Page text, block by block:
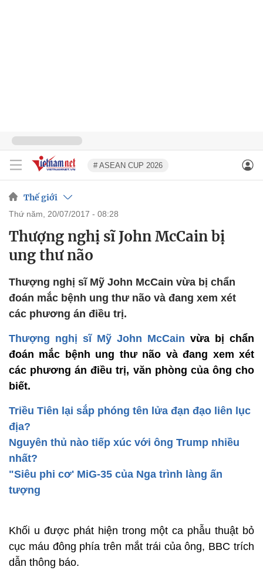
# ASEAN CUP 2026
Thế giới
thứ năm, 20/07/2017 - 08:28
Thượng nghị sĩ John McCain bị
ung thư não
Thượng nghị sĩ Mỹ John McCain vừa bị chẩn
đoán mắc bệnh ung thư não và đang xem xét
các phương án điều trị.
Thượng nghị sĩ Mỹ John McCain vừa bị chẩn
đoán mắc bệnh ung thư não và đang xem xét
các phương án điều trị, văn phòng của ông cho
biết.
Triều Tiên lại sắp phóng tên lửa đạn đạo liên lục
địa?
Nguyên thủ nào tiếp xúc với ông Trump nhiều
nhất?
"Siêu phi cơ' MiG-35 của Nga trình làng ấn
tượng
Khối u được phát hiện trong một ca phẫu thuật bỏ
cục máu đông phía trên mắt trái của ông, BBC trích
dẫn thông báo.